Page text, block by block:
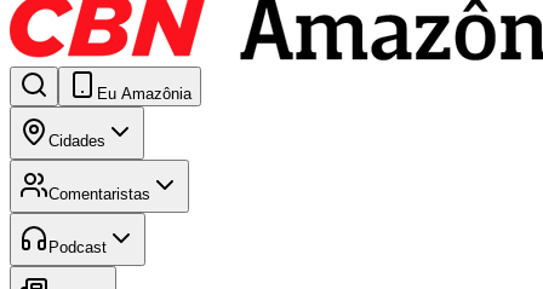
Eu Amazônia
Cidades
Comentaristas
Podcast